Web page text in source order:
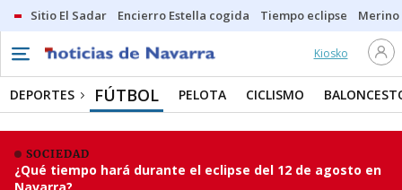
Sitio El Sadar Encierro Estella cogida Tiempo eclipse
Kiosko
DEPORTES FÚTBOL PELOTA CICLISMO
SOCIEDAD
¿Qué tiempo hará durante el eclipse del 12 de agosto en